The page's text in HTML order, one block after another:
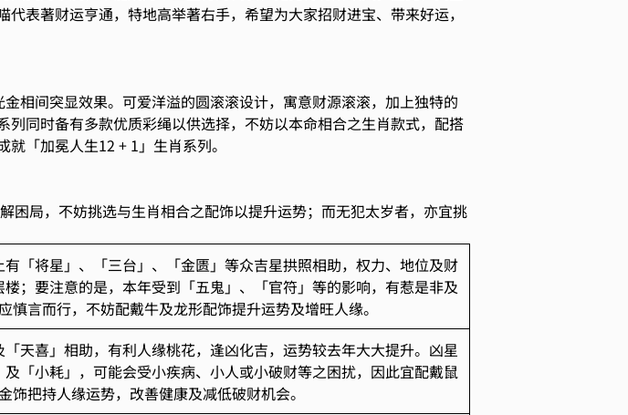
表著财运亨通，特地高举著右手，希望为大家招财进宝、带来好运，
相间突显效果。可爱洋溢的圆滚滚设计，寓意财源滚滚，加上独特的
同时备有多款优质彩绳以供选择，不妨以本命相合之生肖款式，配搭
「加冕人生12 + 1」生肖系列。
局，不妨挑选与生肖相合之配饰以提升运势；而无犯太岁者，亦宜挑
「将星」、「三台」、「金匮」等众吉星拱照相助，权力、地位及财
；要注意的是，本年受到「五鬼」、「官符」等的影响，有惹是非及
慎言而行，不妨配戴牛及龙形配饰提升运势及增旺人缘。
天喜」相助，有利人缘桃花，逢凶化吉，运势较去年大大提升。凶星
「小耗」，可能会受小疾病、小人或小破财等之困扰，因此宜配戴鼠
饰把持人缘运势，改善健康及减低破财机会。